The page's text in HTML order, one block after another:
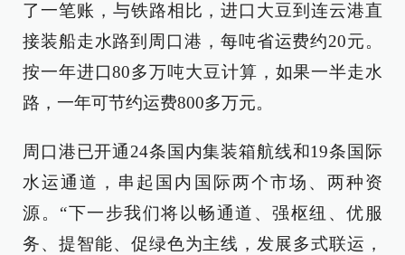
了一笔账，与铁路相比，进口大豆到连云港直
接装船走水路到周口港，每吨省运费约20元。
按一年进口80多万吨大豆计算，如果一半走水
路，一年可节约运费800多万元。
周口港已开通24条国内集装箱航线和19条国际
水运通道，串起国内国际两个市场、两种资
源。“下一步我们将以畅通道、强枢纽、优服
务、提智能、促绿色为主线，发展多式联运，